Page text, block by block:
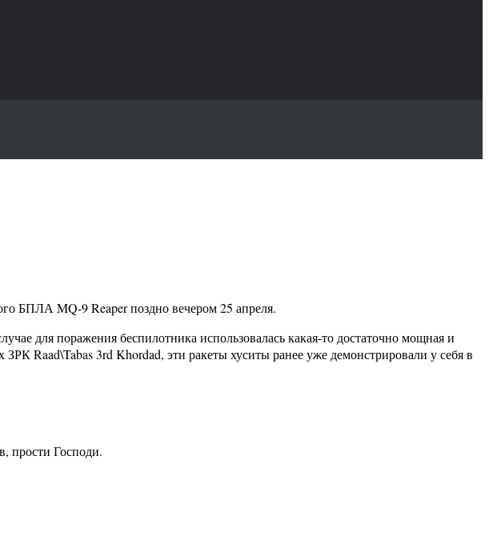
БПЛА MQ-9 Reaper поздно вечером 25 апреля.
для поражения беспилотника использовалась какая-то достаточно мощная и
Raad\Tabas 3rd Khordad, эти ракеты хуситы ранее уже демонстрировали у себя в
прости Господи.